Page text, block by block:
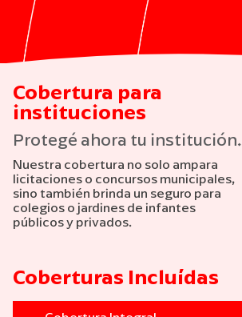
Cobertura para
instituciones
Protegé ahora tu institución.
Nuestra cobertura no solo ampara
licitaciones o concursos municipales,
sino también brinda un seguro para
colegios o jardines de infantes
públicos y privados.
Coberturas Incluídas